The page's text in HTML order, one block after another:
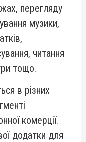
перегляду
музики,
читання
тощо.
в різних
комерції.
додатки для